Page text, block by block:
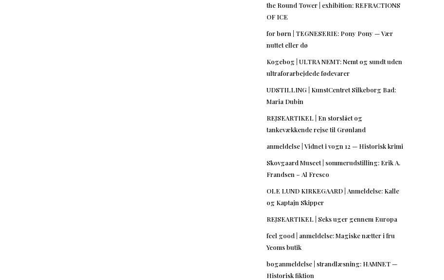
the Round Tower | exhibition: REFRACTIONS
OF ICE
for børn | TEGNESERIE: Pony Pony — Vær
nuttet eller dø
Kogebog | ULTRA NEMT: Nemt og sundt uden
ultraforarbejdede fødevarer
UDSTILLING | KunstCentret Silkeborg Bad:
Maria Dubin
REJSEARTIKEL | En storslået og
tankevækkende rejse til Grønland
anmeldelse | Vidnet i vogn 12 — Historisk krimi
Skovgaard Museet | sommerudstilling: Erik A.
Frandsen – Al Fresco
OLE LUND KIRKEGAARD | Anmeldelse: Kalle
og Kaptajn Skipper
REJSEARTIKEL | Seks uger gennem Europa
feel good | anmeldelse: Magiske nætter i fru
Yeoms butik
boganmeldelse | strandlæsning: HAMNET —
Historisk fiktion